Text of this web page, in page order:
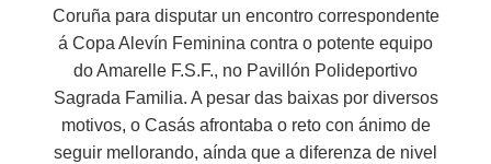
Coruña para disputar un encontro correspondente
á Copa Alevín Feminina contra o potente equipo
do Amarelle F.S.F., no Pavillón Polideportivo
Sagrada Familia. A pesar das baixas por diversos
motivos, o Casás afrontaba o reto con ánimo de
seguir mellorando, aínda que a diferenza de nivel